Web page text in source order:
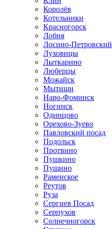
Королёв
Котельники
Красногорск
Лобня
Лосино-Петровский
Луховицы
Лыткарино
Люберцы
Можайск
Мытищи
Наро-Фоминск
Ногинск
Одинцово
Орехово-Зуево
Павловский посад
Подольск
Протвино
Пушкино
Пущино
Раменское
Реутов
Руза
Сергиев Посад
Серпухов
Солнечногорск